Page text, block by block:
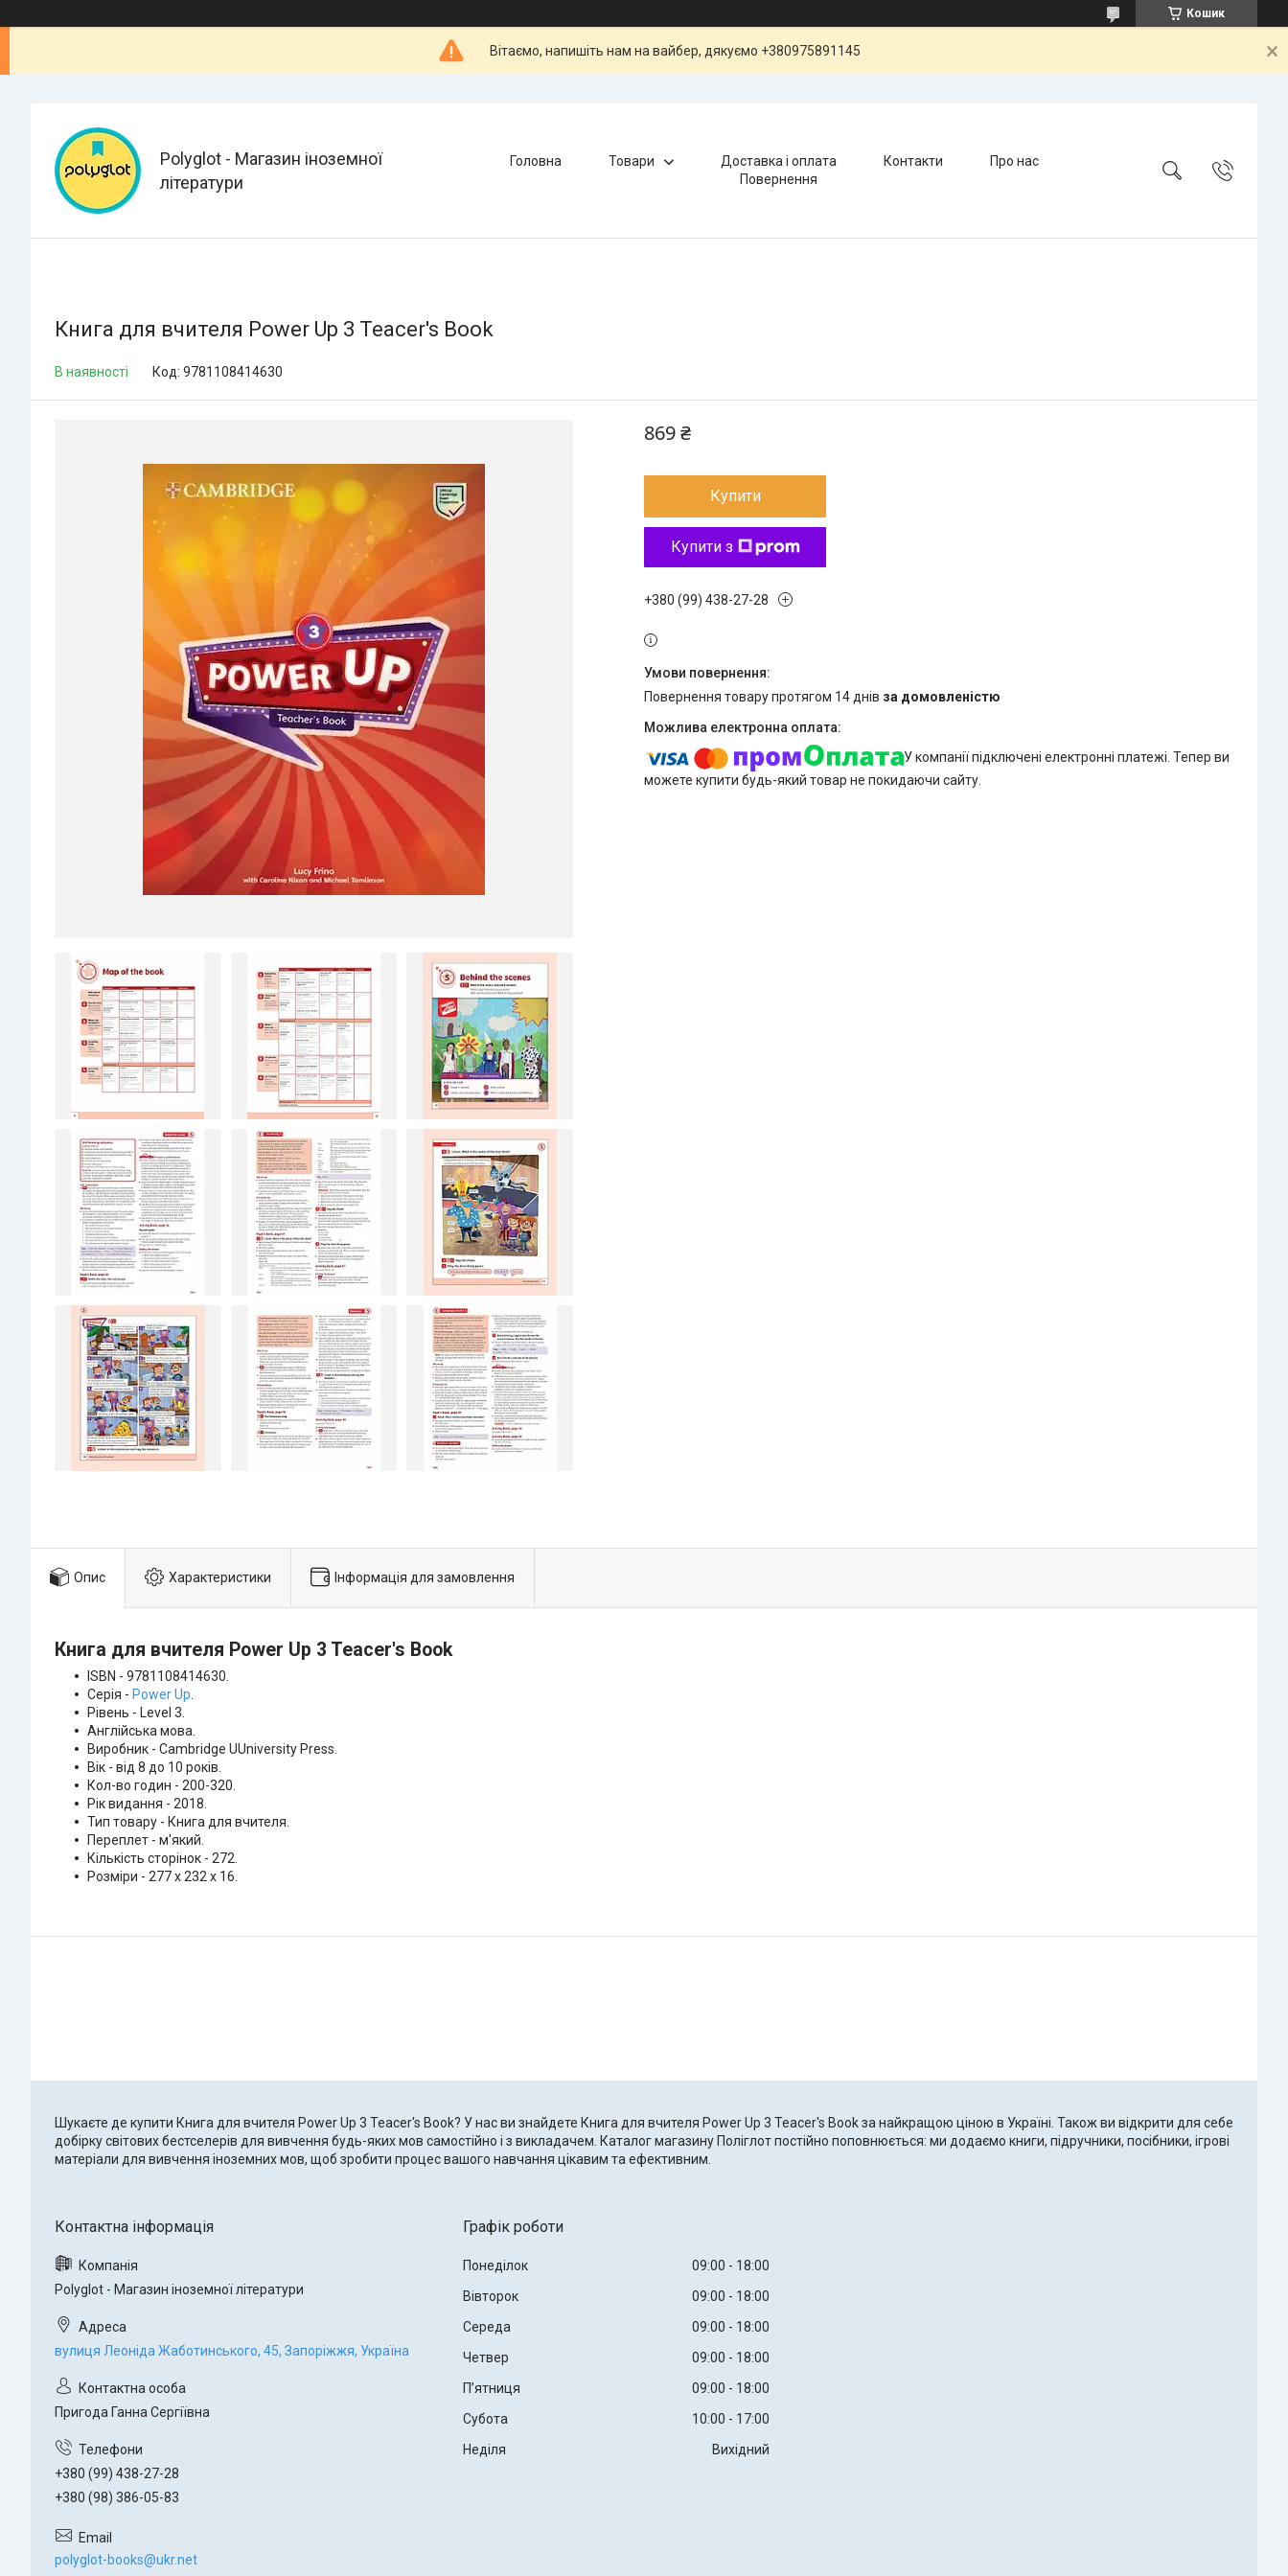
Кошик
Вітаємо, напишіть нам на вайбер, дякуємо +380975891145
Polyglot - Магазин іноземної
літератури
Головна Товари Доставка і оплата Контакти
Про нас
Повернення
Книга для вчителя Power Up 3 Teacer's Book
В наявності Код: 9781108414630
869 ₴
Купити
Купити з
+380 (99) 438-27-28
повернення товару протягом 14 днів за домовленістю
У компанії підключені електронні платежі. Тепер ви
можете купити будь-який товар не покидаючи сайту.
Опис Характеристики Інформація для замовлення
Книга для вчителя Power Up 3 Teacer's Book
ISBN - 9781108414630.
Серія - Power Up
Рівень - Level 3.
Англійська мова.
Виробник - Cambridge UUniversity Press.
Вік - від 8 до 10 років.
Кол-во годин - 200-320.
Рік видання - 2018.
Тип товару - Книга для вчителя.
Переплет - м'який.
Кількість сторінок - 272.
Розміри - 277 x 232 x 16.
Шукаєте де купити Книга для вчителя Power Up 3 Teacer's Book? У нас ви знайдете Книга для вчителя Power Up 3 Teacer's Book за найкращою ціною в Україні. Також ви відкрити для себе
добірку світових бестселерів для вивчення будь-яких мов самостійно і з викладачем. Каталог магазину Поліглот постійно поповнюється: ми додаємо книги, підручники, посібники, ігрові
матеріали для вивчення іноземних мов, щоб зробити процес вашого навчання цікавим та ефективним.
Polyglot - Магазин іноземної літератури
вулиця Леоніда Жаботинського, 45, Запоріжжя, Україна
Пригода Ганна Сергіївна
+380 (99) 438-27-28
+380 (98) 386-05-83
polyglot-books@ukr.net
Графік роботи
Понеділок 09:00
18:00
Вівторок
09:00
18:00
Середа
09:00
18:00
Четвер
09:00
18:00
Пʼятниця
09:00
18:00
Субота
10:00
17:00
Неділя
Вихідний